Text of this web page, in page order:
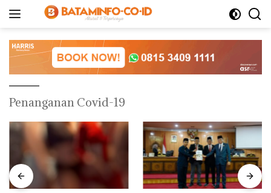
Penanganan Covid-19